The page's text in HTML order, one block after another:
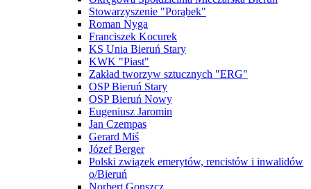
Stowarzyszenie "Porąbek"
Roman Nyga
Franciszek Kocurek
KS Unia Bieruń Stary
KWK "Piast"
Zakład tworzyw sztucznych "ERG"
OSP Bieruń Stary
OSP Bieruń Nowy
Eugeniusz Jaromin
Jan Czempas
Gerard Miś
Józef Berger
Polski związek emerytów, rencistów i inwalidów
o/Bieruń
Norbert Gonszcz